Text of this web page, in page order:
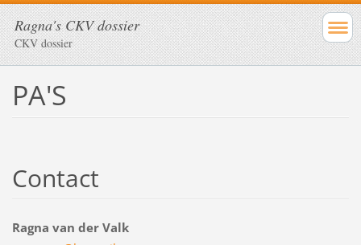
Ragna's CKV dossier
CKV dossier
PA'S
Contact
Ragna van der Valk